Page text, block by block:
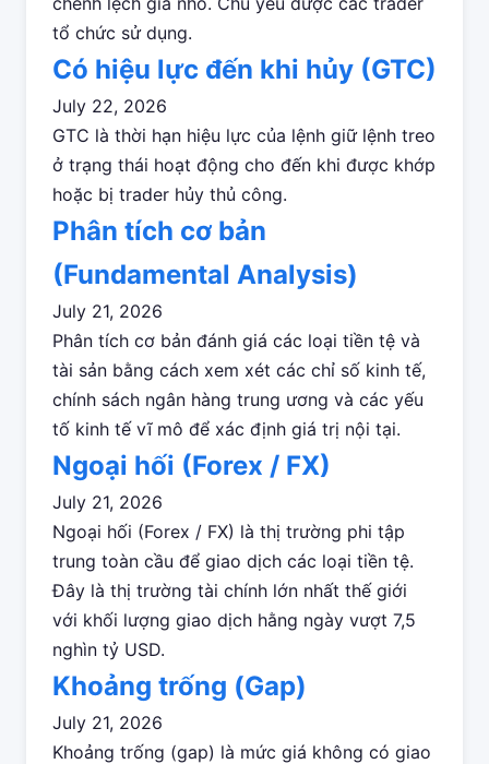
tổ chức sử dụng.
Có hiệu lực đến khi hủy (GTC)
July 22, 2026
GTC là thời hạn hiệu lực của lệnh giữ lệnh treo
ở trạng thái hoạt động cho đến khi được khớp
hoặc bị trader hủy thủ công.
Phân tích cơ bản
(Fundamental Analysis)
July 21, 2026
Phân tích cơ bản đánh giá các loại tiền tệ và
tài sản bằng cách xem xét các chỉ số kinh tế,
chính sách ngân hàng trung ương và các yếu
tố kinh tế vĩ mô để xác định giá trị nội tại.
Ngoại hối (Forex / FX)
July 21, 2026
Ngoại hối (Forex / FX) là thị trường phi tập
trung toàn cầu để giao dịch các loại tiền tệ.
Đây là thị trường tài chính lớn nhất thế giới
với khối lượng giao dịch hằng ngày vượt 7,5
nghìn tỷ USD.
Khoảng trống (Gap)
July 21, 2026
Khoảng trống (gap) là mức giá không có giao